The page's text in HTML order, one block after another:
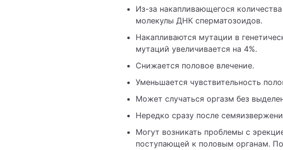
Из-за накапливающегося
молекулы ДНК сперматозоидов.
Накапливаются мутации в
мутаций увеличивается на 4%.
Снижается половое влечение.
Уменьшается чувствительность
Может случаться оргазм без
Нередко сразу после
Могут возникать проблемы с
поступающей к половым органам.